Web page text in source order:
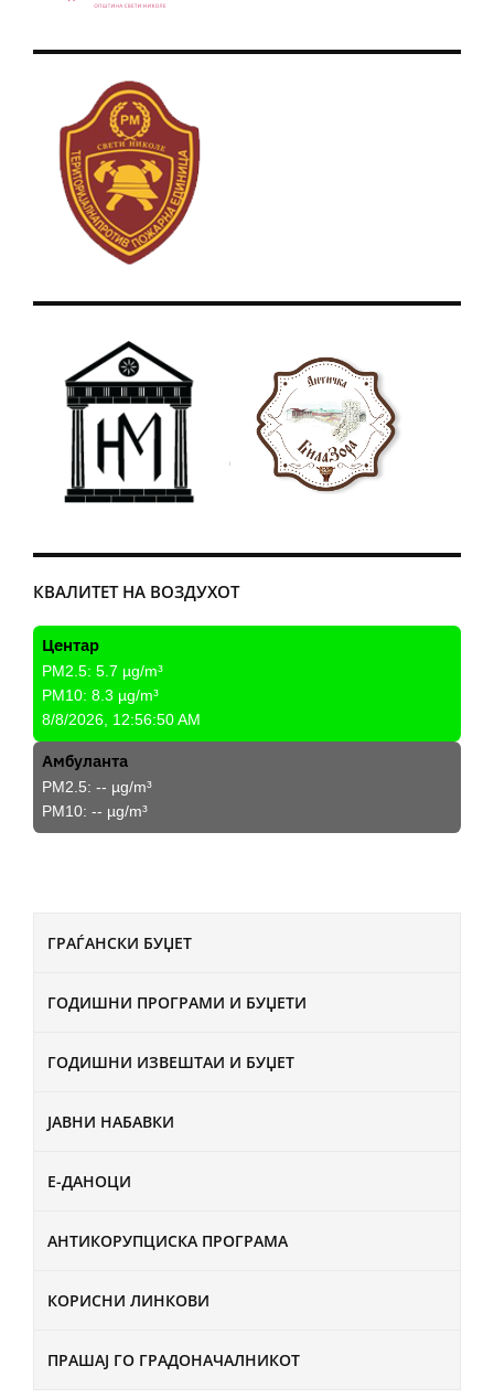
ГРАЃАНСКИ БУЏЕТ
ГОДИШНИ ПРОГРАМИ И БУЏЕТИ
ГОДИШНИ ИЗВЕШТАИ И БУЏЕТ
ЈАВНИ НАБАВКИ
Е-ДАНОЦИ
АНТИКОРУПЦИСКА ПРОГРАМА
КОРИСНИ ЛИНКОВИ
ПРАШАЈ ГО ГРАДОНАЧАЛНИКОТ
КВАЛИТЕТ НА ВОЗДУХОТ
Центар
PM2.5: 5.7 µg/m³
PM10: 8.3 µg/m³
8/8/2026, 12:56:50 AM
Амбуланта
PM2.5: -- µg/m³
PM10: -- µg/m³